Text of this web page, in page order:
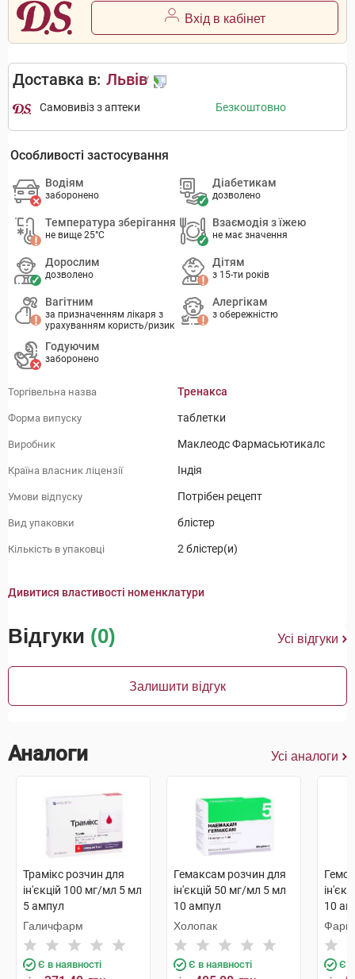
Вхід в кабінет
Доставка в: Львів
Самовивіз з аптеки Безкоштовно
Особливості застосування
Водіям
заборонено
Діабетикам
дозволено
Температура зберігання
не вище 25°C
Взаємодія з їжею
не має значення
Дорослим
дозволено
Дітям
з 15-ти років
Вагітним
за призначенням лікаря з
урахуванням користь/ризик
Алергікам
з обережністю
Годуючим
заборонено
Торгівельна назва Тренакса
Форма випуску таблетки
Виробник Маклеодс Фармасьютикалс
Країна власник ліцензії Індія
Умови відпуску Потрібен рецепт
Вид упаковки блістер
Кількість в упаковці 2 блістер(и)
Дивитися властивості номенклатури
Відгуки (0) Усі відгуки
Залишити відгук
Аналоги Усі аналоги
Трамікс розчин для
ін'єкцій 100 мг/мл 5 мл
5 ампул
Галичфарм
Є в наявності
Гемаксам розчин для
ін'єкцій 50 мг/мл 5 мл
10 ампул
Холопак
Є в наявності
10
Є в